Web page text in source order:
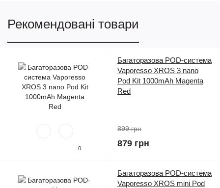
Рекомендовані товари
0
Багаторазова POD-система
Vaporesso XROS 3 nano
Pod Kit 1000mAh Magenta
Red
899 грн
879 грн
Багаторазова POD-система
Vaporesso XROS mini Pod